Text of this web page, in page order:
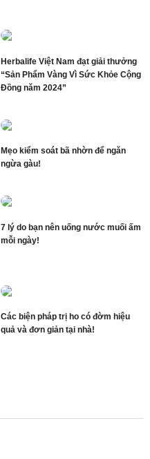
Herbalife Việt Nam đạt giải thưởng
“Sản Phẩm Vàng Vì Sức Khỏe Cộng
Đồng năm 2024”
Mẹo kiểm soát bã nhờn để ngăn
ngừa gàu!
7 lý do bạn nên uống nước muối ấm
mỗi ngày!
Các biện pháp trị ho có đờm hiệu
quả và đơn giản tại nhà!